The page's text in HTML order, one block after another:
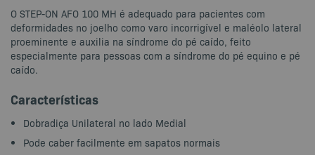
O STEP-ON AFO 100 MH é adequado para pacientes com
deformidades no joelho como varo incorrigível e maléolo lateral
proeminente e auxilia na síndrome do pé caído, feito
especialmente para pessoas com a síndrome do pé equino e pé
caído.
Características
Dobradiça Unilateral no lado Medial
Pode caber facilmente em sapatos normais